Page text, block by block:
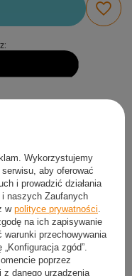
od ręki
zamówieniu od50,00 zł
Wykorzystujemy
serwisu, aby oferować
i prowadzić działania
naszych Zaufanych
w polityce prywatności
na ich zapisywanie
przechowywania
zgód”.
poprzez
danego urządzenia